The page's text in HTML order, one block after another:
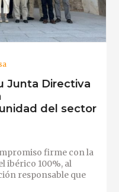
Junta Directiva
del sector
firme con la
ibérico 100%, al
responsable que